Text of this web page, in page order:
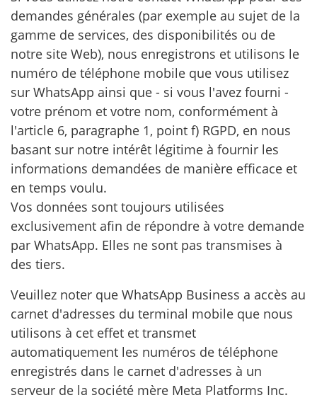
demandes générales (par exemple au sujet de la
gamme de services, des disponibilités ou de
notre site Web), nous enregistrons et utilisons le
numéro de téléphone mobile que vous utilisez
sur WhatsApp ainsi que - si vous l'avez fourni -
votre prénom et votre nom, conformément à
l'article 6, paragraphe 1, point f) RGPD, en nous
basant sur notre intérêt légitime à fournir les
informations demandées de manière efficace et
en temps voulu.
Vos données sont toujours utilisées
exclusivement afin de répondre à votre demande
par WhatsApp. Elles ne sont pas transmises à
des tiers.
Veuillez noter que WhatsApp Business a accès au
carnet d'adresses du terminal mobile que nous
utilisons à cet effet et transmet
automatiquement les numéros de téléphone
enregistrés dans le carnet d'adresses à un
serveur de la société mère Meta Platforms Inc.